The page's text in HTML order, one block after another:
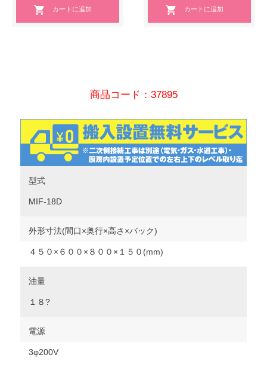
商品コード：37895
型式
MIF-18D
外形寸法(間口×奥行×高さ×バック)
４５０×６００×８００×１５０(mm)
油量
１８?
電源
3φ200V